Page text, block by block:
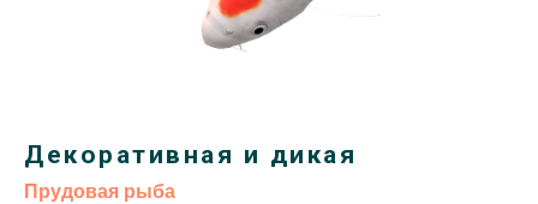
Декоративная и дикая
Прудовая рыба